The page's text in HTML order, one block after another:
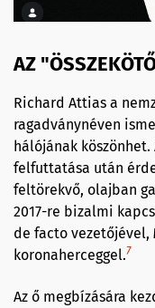
AZ
Richard Attias a
ragadványnéven
hálójának köszönhet.
felfuttatása után
feltörekvő, olajban
2017-re bizalmi
de facto vezetőjével,
koronaherceggel.7
Az ő megbízására